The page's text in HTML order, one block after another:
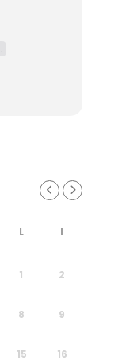
1 2
8 9
15 16